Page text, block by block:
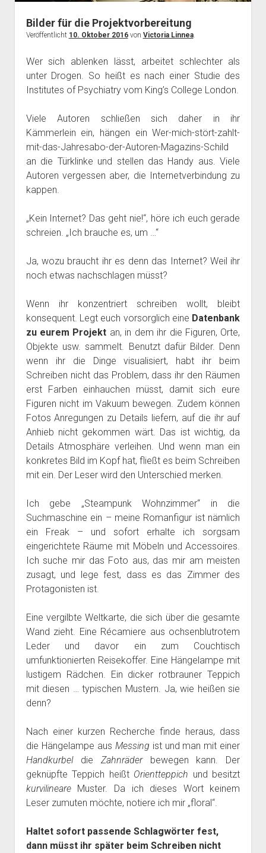
Bilder für die Projektvorbereitung
Veröffentlicht 10. Oktober 2016von Victoria Linnea.
Wer sich ablenken lässt, arbeitet schlechter als
unter Drogen. So heißt es nach einer Studie des
Institutes of Psychiatry vom King’s College London.
Viele Autoren schließen sich daher in ihr
Kämmerlein ein, hängen ein Wer-mich-stört-zahlt-
mit-das-Jahresabo-der-Autoren-Magazins-Schild
an die Türklinke und stellen das Handy aus. Viele
Autoren vergessen aber, die Internetverbindung zu
kappen.
„Kein Internet? Das geht nie!“, höre ich euch gerade
schreien. „Ich brauche es, um …“
Ja, wozu braucht ihr es denn das Internet? Weil ihr
noch etwas nachschlagen müsst?
Wenn ihr konzentriert schreiben wollt, bleibt
konsequent. Legt euch vorsorglich eine Datenbank
zu eurem Projekt an, in dem ihr die Figuren, Orte,
Objekte usw. sammelt. Benutzt dafür Bilder. Denn
wenn ihr die Dinge visualisiert, habt ihr beim
Schreiben nicht das Problem, dass ihr den Räumen
erst Farben einhauchen müsst, damit sich eure
Figuren nicht im Vakuum bewegen. Zudem können
Fotos Anregungen zu Details liefern, auf die ihr auf
Anhieb nicht gekommen wärt. Das ist wichtig, da
Details Atmosphäre verleihen. Und wenn man ein
konkretes Bild im Kopf hat, fließt es beim Schreiben
mit ein. Der Leser wird den Unterschied merken.
Ich gebe „Steampunk Wohnzimmer“ in die
Suchmaschine ein – meine Romanfigur ist nämlich
ein Freak – und sofort erhalte ich sorgsam
eingerichtete Räume mit Möbeln und Accessoires.
Ich suche mir das Foto aus, das mir am meisten
zusagt, und lege fest, dass es das Zimmer des
Protagonisten ist.
Eine vergilbte Weltkarte, die sich über die gesamte
Wand zieht. Eine Récamiere aus ochsenblutrotem
Leder und davor ein zum Couchtisch
umfunktionierten Reisekoffer. Eine Hängelampe mit
lustigem Rädchen. Ein dicker rotbrauner Teppich
mit diesen … typischen Mustern. Ja, wie heißen sie
denn?
Nach einer kurzen Recherche finde heraus, dass
die Hängelampe aus Messing ist und man mit einer
Handkurbeldie Zahnräderbewegen kann. Der
geknüpfte Teppich heißt Orientteppich und besitzt
kurvilineareMuster. Da ich dieses Wort keinem
Leser zumuten möchte, notiere ich mir „floral“.
Haltet sofort passende Schlagwörter fest,
dann müsst ihr später beim Schreiben nicht